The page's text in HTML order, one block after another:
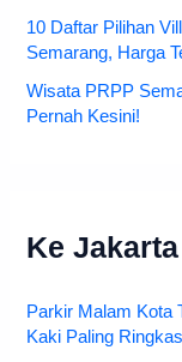
10 Daftar Pilihan
Semarang, Harga
Wisata PRPP
Pernah Kesini!
Ke Jakarta
Parkir Malam Kota
Kaki Paling Ringkas